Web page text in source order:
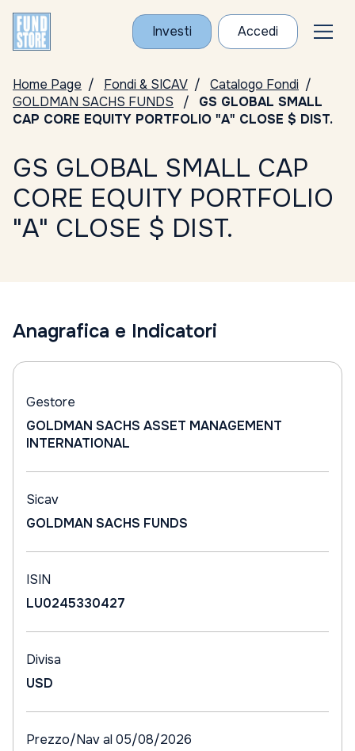
Investi Accedi
Home Page Fondi & SICAV
Catalogo Fondi
GOLDMAN SACHS FUNDS
GS GLOBAL SMALL
CAP CORE EQUITY PORTFOLIO "A" CLOSE $ DIST.
GS GLOBAL SMALL CAP
CORE EQUITY PORTFOLIO
"A" CLOSE $ DIST.
Anagrafica e Indicatori
Gestore
GOLDMAN SACHS ASSET MANAGEMENT
INTERNATIONAL
Sicav
GOLDMAN SACHS FUNDS
ISIN
LU0245330427
Divisa
USD
Prezzo/Nav al 05/08/2026